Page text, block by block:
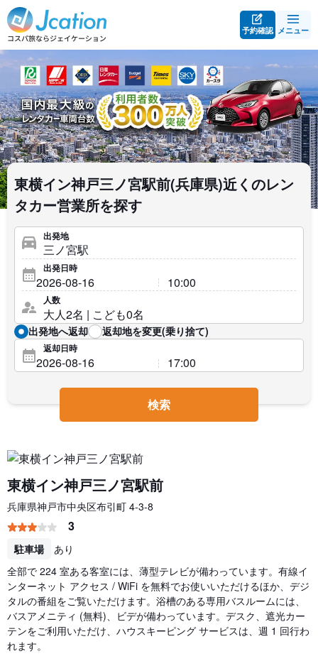
予約確認 メニュー
東横イン神戸三ノ宮駅前(兵庫県)近くのレン
タカー営業所を探す
出発地
出発日時
人数
出発地へ返却 返却地を変更(乗り捨て)
返却日時
検索
東横イン神戸三ノ宮駅前
兵庫県神戸市中央区布引町 4-3-8
3
駐車場
あり
全部で 224 室ある客室には、薄型テレビが備わっています。有線イ
ンターネット アクセス / WiFi を無料でお使いいただけるほか、デジ
タルの番組をご覧いただけます。浴槽のある専用バスルームには、
バスアメニティ (無料)、ビデが備わっています。デスク、遮光カー
テンをご利用いただけ、ハウスキーピング サービスは、週 1 回行わ
れます。